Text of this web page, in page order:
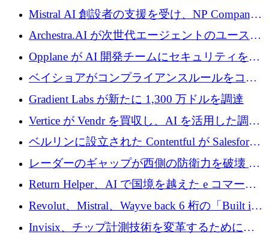
億ドルの評価額で1億5,000万ドルのシリーズD
Mistral AI 創設者の支援を受け、NP Company
がエンジニアリング向け AI を推進するために
600 万ユーロのプレシードを確保
Archestra.AI が次世代エージェントのユースケ
ースを実現するために 1,000 万ドルを調達
Opplane が AI 開発チームにセキュリティをも
たらすために 450 万ユーロを調達
ベイショアがコンプライアンスルールをコー
ド化するために800万ドルを調達
Gradient Labs が新たに 1,300 万ドルを調達
Vertice が Vendr を買収し、AI を活用した調達
インテリジェンス プラットフォームを構築
ベルリンに設立された Contentful が Salesforce
に買収される
レーダーのギャップが西側の防衛力を破壊 —
そしてベルリンのチップスタートアップがそ
れを埋める
Return Helper、AI で国境を越えた e コマース
の返品を利益に変えるシリーズ A で 400 万ド
ルを調達
Revolut、Mistral、Wayve back 6 桁の「Built in
Europe」キャンペーン
Invisix、チップ計測技術を変革するために